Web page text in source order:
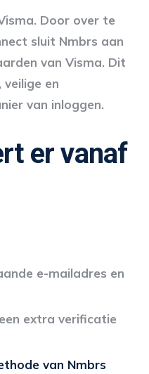
Door over te
sluit Nmbrs aan
van Visma. Dit
en
van inloggen.
er vanaf
e-mailadres en
extra verificatie
van Nmbrs